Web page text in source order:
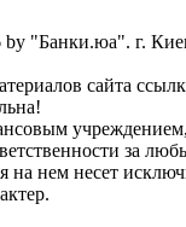
"Банки.юа". г.
сайта
за
на нем несет